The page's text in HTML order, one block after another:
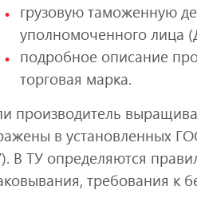
грузовую таможенную
уполномоченного лица
подробное описание
торговая марка.
производитель
в установленных
В ТУ определяются
требования к